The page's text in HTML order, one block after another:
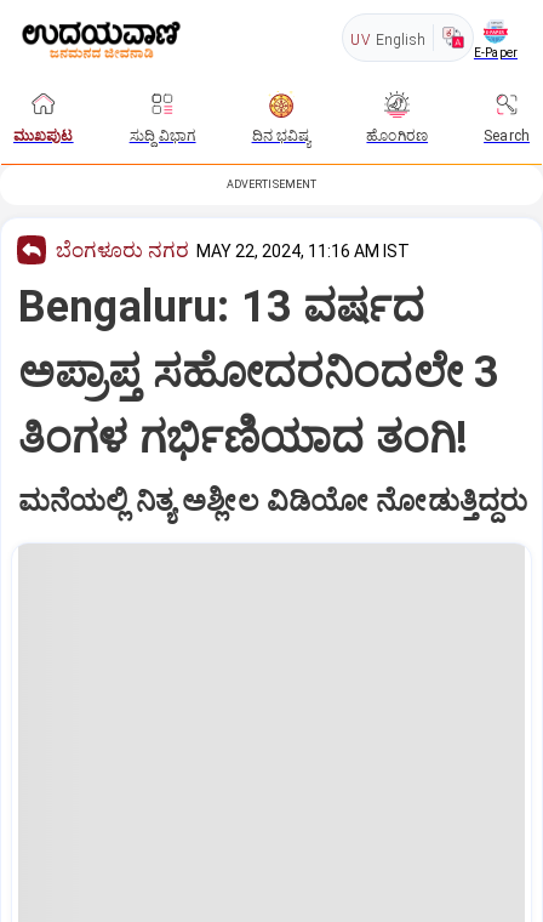
UV English
E-Paper
ಮುಖಪುಟ ಸುದ್ದಿ ವಿಭಾಗ ದಿನ ಭವಿಷ್ಯ ಹೊಂಗಿರಣ Search
ADVERTISEMENT
ಬೆಂಗಳೂರು ನಗರ MAY 22, 2024, 11:16 AM IST
Bengaluru: 13 ವರ್ಷದ
ಅಪ್ರಾಪ್ತ ಸಹೋದರನಿಂದಲೇ 3
ತಿಂಗಳ ಗರ್ಭಿಣಿಯಾದ ತಂಗಿ!
ಮನೆಯಲ್ಲಿ ನಿತ್ಯ ಅಶ್ಲೀಲ ವಿಡಿಯೋ ನೋಡುತ್ತಿದ್ದರು